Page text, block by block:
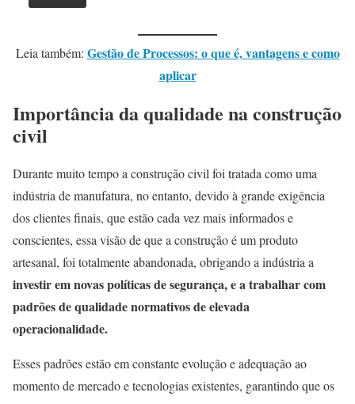
Leia também: Gestão de Processos: o que é, vantagens e como
aplicar
Importância da qualidade na construção
civil
Durante muito tempo a construção civil foi tratada como uma
indústria de manufatura, no entanto, devido à grande exigência
dos clientes finais, que estão cada vez mais informados e
conscientes, essa visão de que a construção é um produto
artesanal, foi totalmente abandonada, obrigando a indústria a
investir em novas políticas de segurança, e a trabalhar com
padrões de qualidade normativos de elevada
operacionalidade.
Esses padrões estão em constante evolução e adequação ao
momento de mercado e tecnologias existentes, garantindo que os